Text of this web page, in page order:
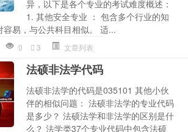
异，以下是各个专业的考试难度概述：
1. 其他安全专业 ： 包含多个行业的知
易，与公共科目相似。 适...
0 3 文章列表
法硕非法学代码
法硕非法学的代码是035101 其他小伙
伴的相似问题： 法硕非法学的专业代码
是多少？ 法硕法学和非法学的区别是什
么？ 法学类37个专业代码中包含法硕